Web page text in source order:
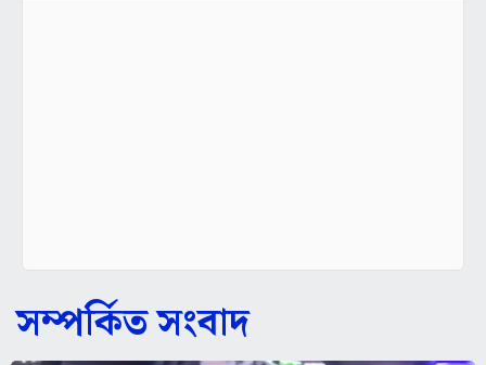
সম্পর্কিত সংবাদ